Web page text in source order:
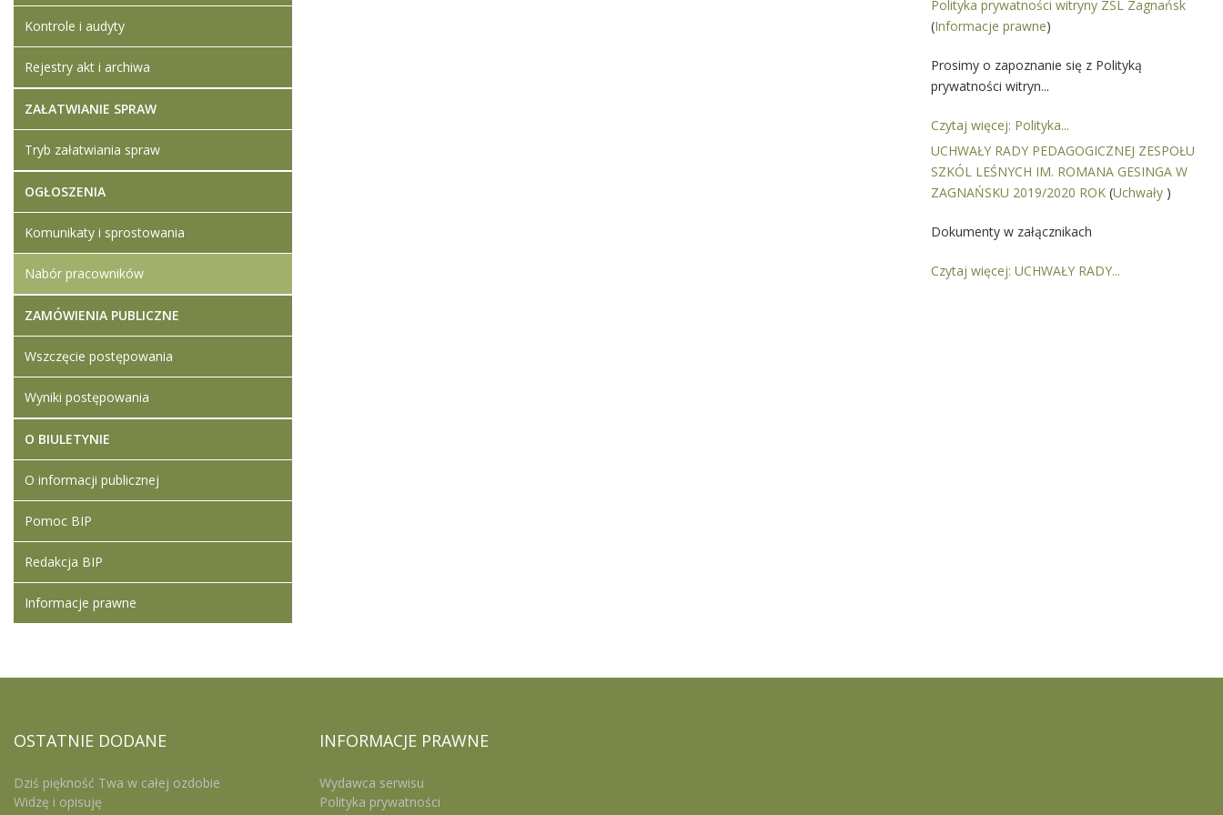
Kontrole i audyty
Rejestry akt i archiwa
ZAŁATWIANIE SPRAW
Tryb załatwiania spraw
OGŁOSZENIA
Komunikaty i sprostowania
Nabór pracowników
ZAMÓWIENIA PUBLICZNE
Wszczęcie postępowania
Wyniki postępowania
O BIULETYNIE
O informacji publicznej
Pomoc BIP
Redakcja BIP
Informacje prawne
Polityka prywatności witryny ZSL Zagnańsk
(Informacje prawne)
Prosimy o zapoznanie się z Polityką
prywatności witryn...
Czytaj więcej: Polityka...
UCHWAŁY RADY PEDAGOGICZNEJ ZESPOŁU
SZKÓL LEŚNYCH IM. ROMANA GESINGA W
ZAGNAŃSKU 2019/2020 ROK (Uchwały )
Dokumenty w załącznikach
Czytaj więcej: UCHWAŁY RADY...
OSTATNIE DODANE
Dziś piękność Twa w całej ozdobie
Widzę i opisuję
INFORMACJE PRAWNE
Wydawca serwisu
Polityka prywatności